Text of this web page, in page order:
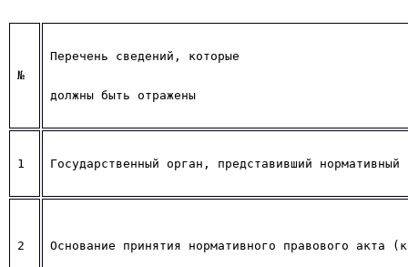
№
Перечень сведений, которые
должны быть отражены
1 Государственный орган, представивший нормативный
2 Основание принятия нормативного правового акта